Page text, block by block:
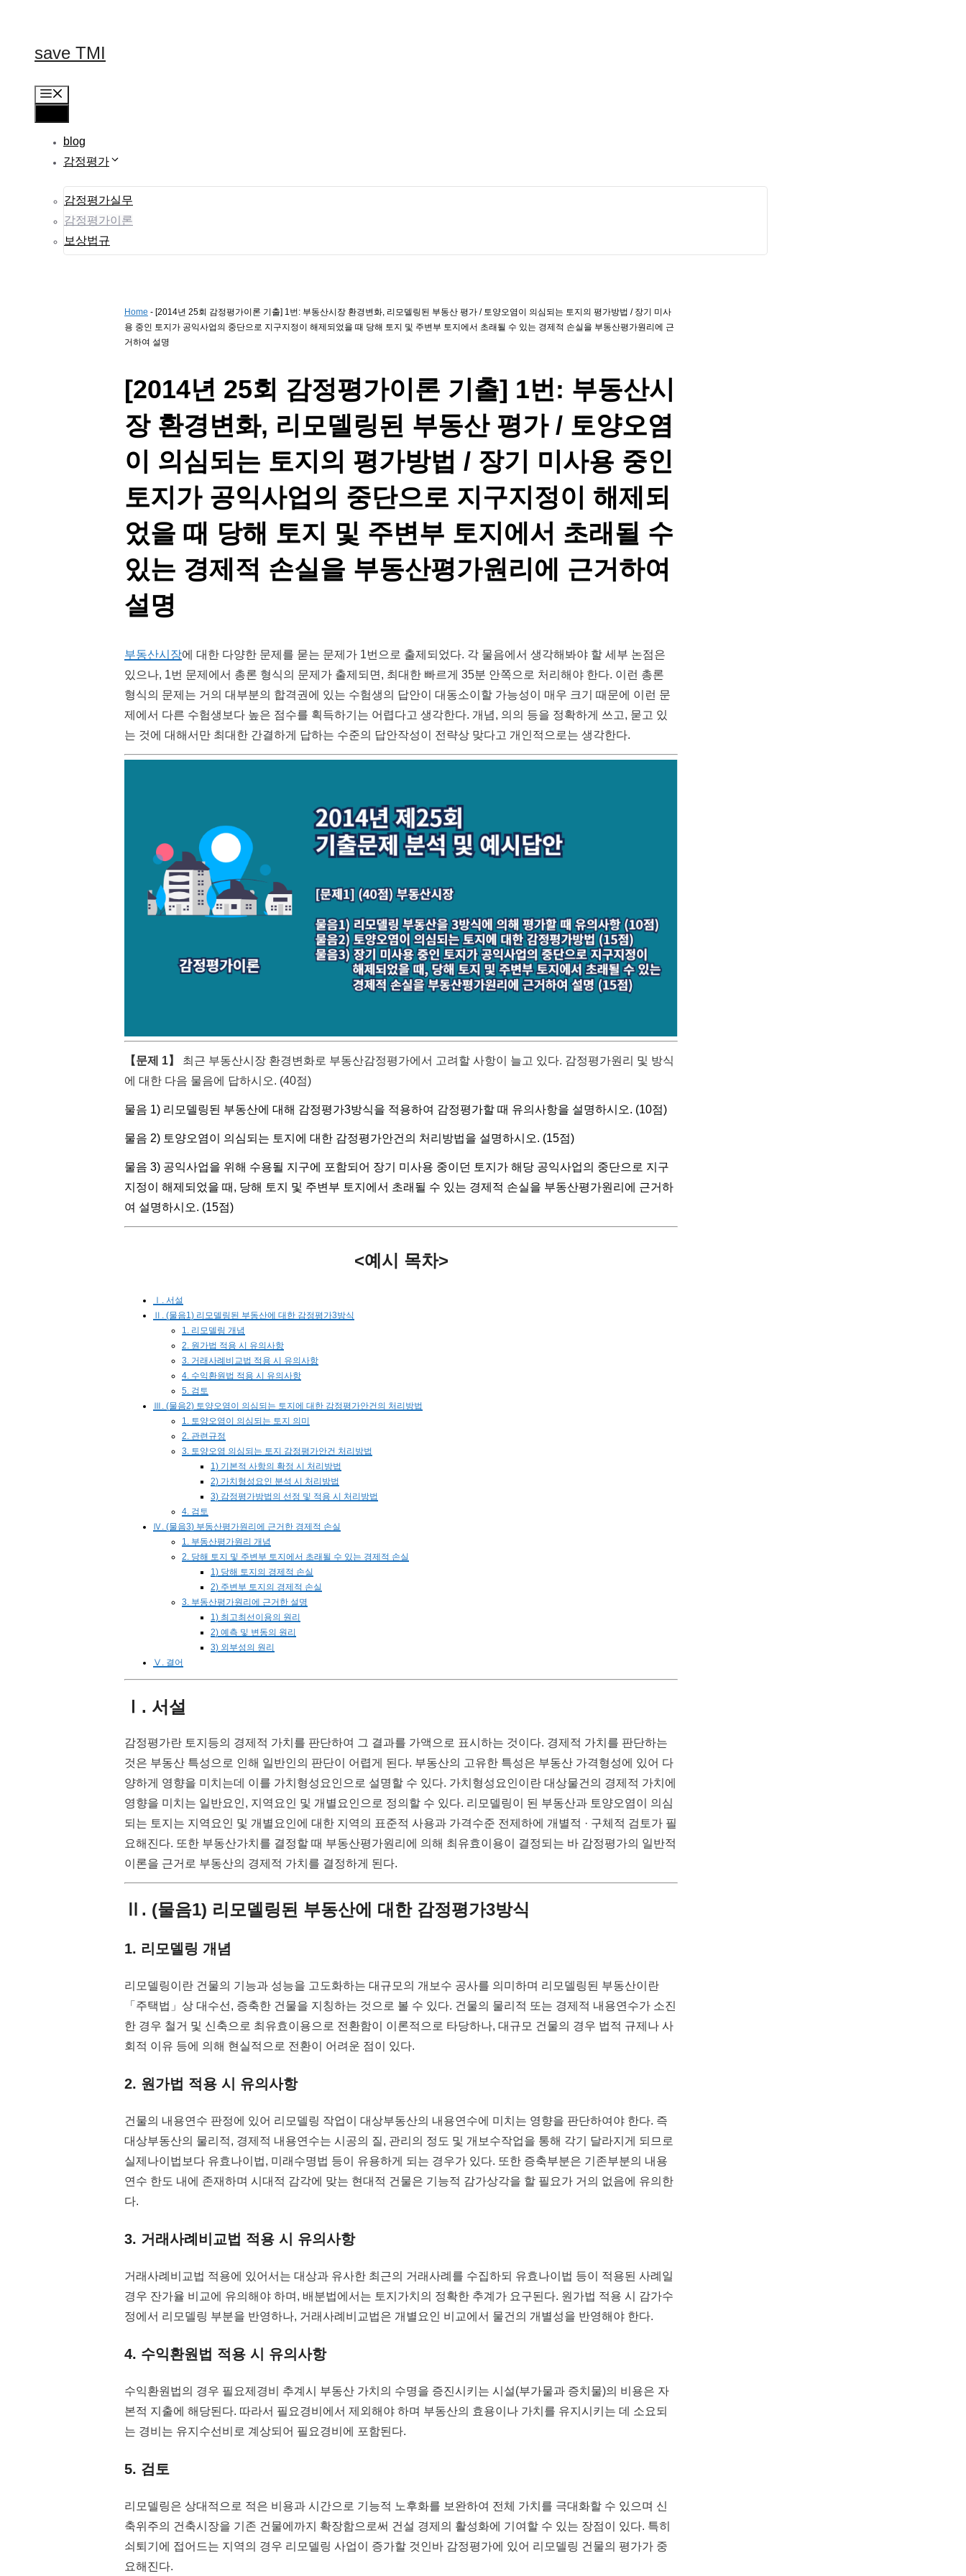
save TMI
뉴
blog
감정평가
감정평가실무
감정평가이론
보상법규
Home - [2014년 25회 감정평가이론 기출] 1번: 부동산시장 환경변화, 리모델링된 부동산 평가 / 토양오염이 의심되는 토지의 평가방법 / 장기 미사
용 중인 토지가 공익사업의 중단으로 지구지정이 해제되었을 때 당해 토지 및 주변부 토지에서 초래될 수 있는 경제적 손실을 부동산평가원리에 근
거하여 설명
[2014년 25회 감정평가이론 기출] 1번: 부동산시
장 환경변화, 리모델링된 부동산 평가 / 토양오염
이 의심되는 토지의 평가방법 / 장기 미사용 중인
토지가 공익사업의 중단으로 지구지정이 해제되
었을 때 당해 토지 및 주변부 토지에서 초래될 수
있는 경제적 손실을 부동산평가원리에 근거하여
설명
부동산시장에 대한 다양한 문제를 묻는 문제가 1번으로 출제되었다. 각 물음에서 생각해봐야 할 세부 논점은
있으나, 1번 문제에서 총론 형식의 문제가 출제되면, 최대한 빠르게 35분 안쪽으로 처리해야 한다. 이런 총론
형식의 문제는 거의 대부분의 합격권에 있는 수험생의 답안이 대동소이할 가능성이 매우 크기 때문에 이런 문
제에서 다른 수험생보다 높은 점수를 획득하기는 어렵다고 생각한다. 개념, 의의 등을 정확하게 쓰고, 묻고 있
는 것에 대해서만 최대한 간결하게 답하는 수준의 답안작성이 전략상 맞다고 개인적으로는 생각한다.
【문제 1】
최근 부동산시장 환경변화로 부동산감정평가에서 고려할 사항이 늘고 있다. 감정평가원리 및 방식
에 대한 다음 물음에 답하시오. (40점)
물음 1) 리모델링된 부동산에 대해 감정평가3방식을 적용하여 감정평가할 때 유의사항을 설명하시오. (10점)
물음 2) 토양오염이 의심되는 토지에 대한 감정평가안건의 처리방법을 설명하시오. (15점)
물음 3) 공익사업을 위해 수용될 지구에 포함되어 장기 미사용 중이던 토지가 해당 공익사업의 중단으로 지구
지정이 해제되었을 때, 당해 토지 및 주변부 토지에서 초래될 수 있는 경제적 손실을 부동산평가원리에 근거하
여 설명하시오. (15점)
<예시 목차>
Ⅰ. 서설
Ⅱ. (물음1) 리모델링된 부동산에 대한 감정평가3방식
1. 리모델링 개념
2. 원가법 적용 시 유의사항
3. 거래사례비교법 적용 시 유의사항
4. 수익환원법 적용 시 유의사항
5. 검토
Ⅲ. (물음2) 토양오염이 의심되는 토지에 대한 감정평가안건의 처리방법
1. 토양오염이 의심되는 토지 의미
2. 관련규정
3. 토양오염 의심되는 토지 감정평가안건 처리방법
1) 기본적 사항의 확정 시 처리방법
2) 가치형성요인 분석 시 처리방법
3) 감정평가방법의 선정 및 적용 시 처리방법
4. 검토
Ⅳ. (물음3) 부동산평가원리에 근거한 경제적 손실
1. 부동산평가원리 개념
2. 당해 토지 및 주변부 토지에서 초래될 수 있는 경제적 손실
1) 당해 토지의 경제적 손실
2) 주변부 토지의 경제적 손실
3. 부동산평가원리에 근거한 설명
1) 최고최선이용의 원리
2) 예측 및 변동의 원리
3) 외부성의 원리
Ⅴ. 결어
Ⅰ. 서설
감정평가란 토지등의 경제적 가치를 판단하여 그 결과를 가액으로 표시하는 것이다. 경제적 가치를 판단하는
것은 부동산 특성으로 인해 일반인의 판단이 어렵게 된다. 부동산의 고유한 특성은 부동산 가격형성에 있어 다
양하게 영향을 미치는데 이를 가치형성요인으로 설명할 수 있다. 가치형성요인이란 대상물건의 경제적 가치에
영향을 미치는 일반요인, 지역요인 및 개별요인으로 정의할 수 있다. 리모델링이 된 부동산과 토양오염이 의심
되는 토지는 지역요인 및 개별요인에 대한 지역의 표준적 사용과 가격수준 전제하에 개별적 · 구체적 검토가 필
요해진다. 또한 부동산가치를 결정할 때 부동산평가원리에 의해 최유효이용이 결정되는 바 감정평가의 일반적
이론을 근거로 부동산의 경제적 가치를 결정하게 된다.
Ⅱ. (물음1) 리모델링된 부동산에 대한 감정평가3방식
1. 리모델링 개념
리모델링이란 건물의 기능과 성능을 고도화하는 대규모의 개보수 공사를 의미하며 리모델링된 부동산이란
「주택법」상 대수선, 증축한 건물을 지칭하는 것으로 볼 수 있다. 건물의 물리적 또는 경제적 내용연수가 소진
한 경우 철거 및 신축으로 최유효이용으로 전환함이 이론적으로 타당하나, 대규모 건물의 경우 법적 규제나 사
회적 이유 등에 의해 현실적으로 전환이 어려운 점이 있다.
2. 원가법 적용 시 유의사항
건물의 내용연수 판정에 있어 리모델링 작업이 대상부동산의 내용연수에 미치는 영향을 판단하여야 한다. 즉
대상부동산의 물리적, 경제적 내용연수는 시공의 질, 관리의 정도 및 개보수작업을 통해 각기 달라지게 되므로
실제나이법보다 유효나이법, 미래수명법 등이 유용하게 되는 경우가 있다. 또한 증축부분은 기존부분의 내용
연수 한도 내에 존재하며 시대적 감각에 맞는 현대적 건물은 기능적 감가상각을 할 필요가 거의 없음에 유의한
다.
3. 거래사례비교법 적용 시 유의사항
거래사례비교법 적용에 있어서는 대상과 유사한 최근의 거래사례를 수집하되 유효나이법 등이 적용된 사례일
경우 잔가율 비교에 유의해야 하며, 배분법에서는 토지가치의 정확한 추계가 요구된다. 원가법 적용 시 감가수
정에서 리모델링 부분을 반영하나, 거래사례비교법은 개별요인 비교에서 물건의 개별성을 반영해야 한다.
4. 수익환원법 적용 시 유의사항
수익환원법의 경우 필요제경비 추계시 부동산 가치의 수명을 증진시키는 시설(부가물과 증치물)의 비용은 자
본적 지출에 해당된다. 따라서 필요경비에서 제외해야 하며 부동산의 효용이나 가치를 유지시키는 데 소요되
는 경비는 유지수선비로 계상되어 필요경비에 포함된다.
5. 검토
리모델링은 상대적으로 적은 비용과 시간으로 기능적 노후화를 보완하여 전체 가치를 극대화할 수 있으며 신
축위주의 건축시장을 기존 건물에까지 확장함으로써 건설 경제의 활성화에 기여할 수 있는 장점이 있다. 특히
쇠퇴기에 접어드는 지역의 경우 리모델링 사업이 증가할 것인바 감정평가에 있어 리모델링 건물의 평가가 중
요해진다.